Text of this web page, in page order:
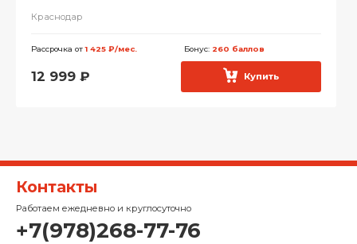
Краснодар
Рассрочка от1 425 ₽/мес. Бонус: 260 баллов
12 999 ₽ Купить
Контакты
Работаем ежедневно и круглосуточно
+7(978)268-77-76